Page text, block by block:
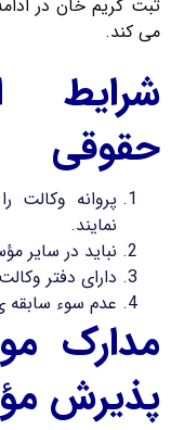
ثبت کریم خان در
می کند.
شرایط
حقوقی
پروانه
نمایند.
نباید در سایر
دارای دفتر
عدم سوء
مدارک
پذیرش